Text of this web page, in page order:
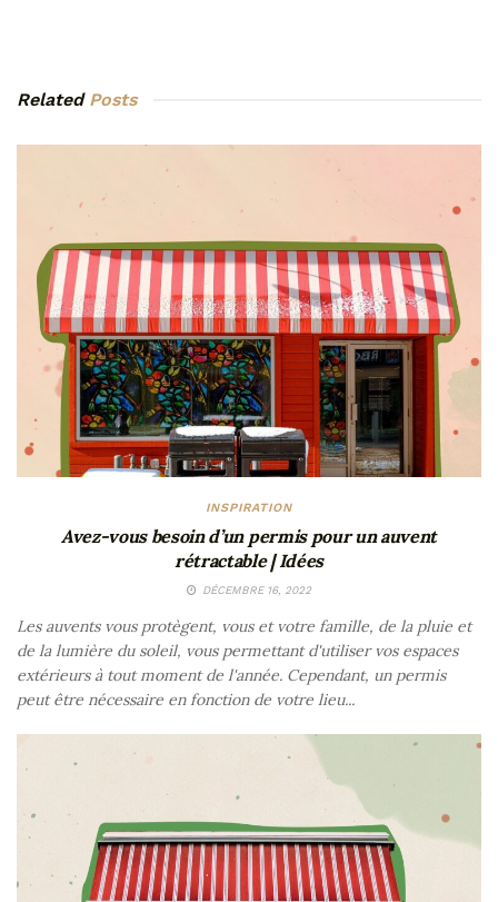
RelatedPosts
INSPIRATION
Avez-vous besoin d’un permis pour un auvent
rétractable | Idées
DÉCEMBRE 16, 2022
Les auvents vous protègent, vous et votre famille, de la pluie et
de la lumière du soleil, vous permettant d'utiliser vos espaces
extérieurs à tout moment de l'année. Cependant, un permis
peut être nécessaire en fonction de votre lieu...